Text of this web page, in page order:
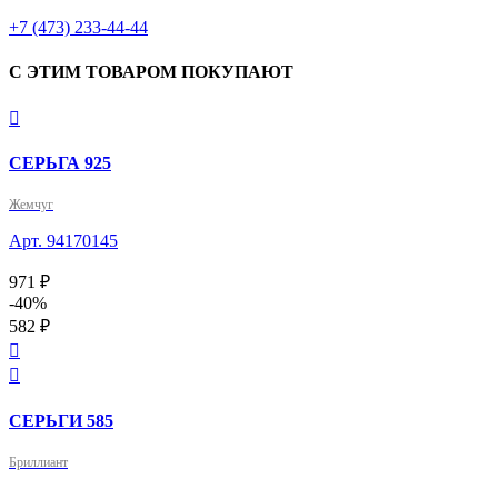
+7 (473) 233-44-44
С ЭТИМ ТОВАРОМ ПОКУПАЮТ

СЕРЬГА 925
Жемчуг
Арт. 94170145
971 ₽
-40%
582 ₽


СЕРЬГИ 585
Бриллиант